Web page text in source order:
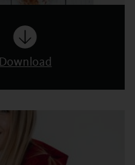
Download